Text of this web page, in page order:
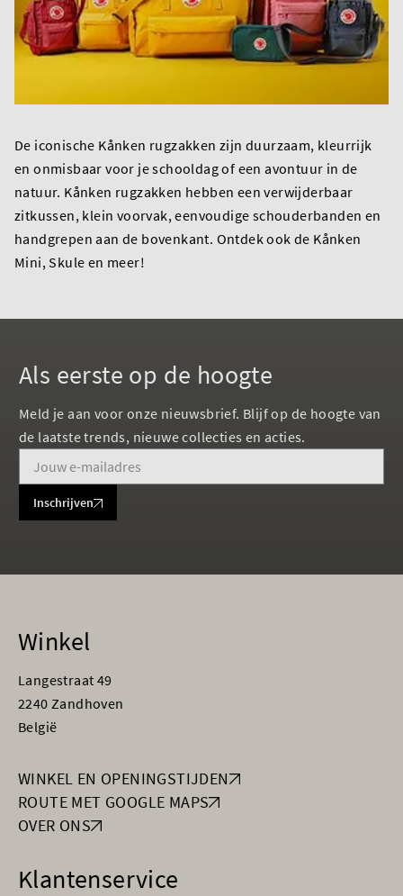
De iconische Kånken rugzakken zijn duurzaam, kleurrijk
en onmisbaar voor je schooldag of een avontuur in de
natuur. Kånken rugzakken hebben een verwijderbaar
zitkussen, klein voorvak, eenvoudige schouderbanden en
handgrepen aan de bovenkant. Ontdek ook de Kånken
Mini, Skule en meer!
Als eerste op de hoogte
Meld je aan voor onze nieuwsbrief. Blijf op de hoogte van
de laatste trends, nieuwe collecties en acties.
Inschrijven
Winkel
Langestraat 49
2240 Zandhoven
België
WINKEL EN OPENINGSTIJDEN
ROUTE MET GOOGLE MAPS
OVER ONS
Klantenservice